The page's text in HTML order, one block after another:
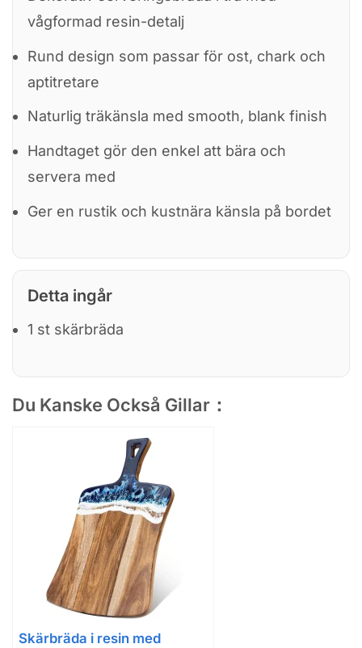
vågformad resin-detalj
Rund design som passar för ost, chark och
aptitretare
Naturlig träkänsla med smooth, blank finish
Handtaget gör den enkel att bära och
servera med
Ger en rustik och kustnära känsla på bordet
Detta ingår
1 st skärbräda
Du Kanske Också Gillar：
Skärbräda i resin med